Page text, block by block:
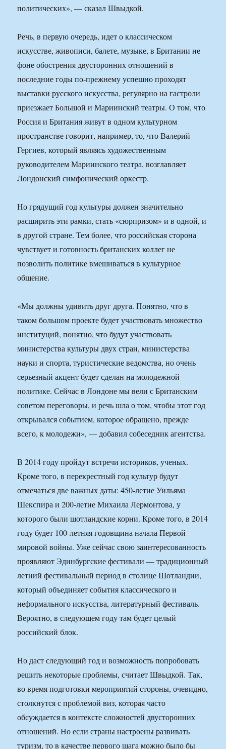
политических», — сказал Швыдкой.
Речь, в первую очередь, идет о классическом
искусстве, живописи, балете, музыке, в Британии не
фоне обострения двусторонних отношений в
последние годы по-прежнему успешно проходят
выставки русского искусства, регулярно на гастроли
приезжает Большой и Мариинский театры. О том, что
Россия и Британия живут в одном культурном
пространстве говорит, например, то, что Валерий
Гергиев, который являясь художественным
руководителем Мариинского театра, возглавляет
Лондонский симфонический оркестр.
Но грядущий год культуры должен значительно
расширить эти рамки, стать «сюрпризом» и в одной, и
в другой стране. Тем более, что российская сторона
чувствует и готовность британских коллег не
позволить политике вмешиваться в культурное
общение.
«Мы должны удивить друг друга. Понятно, что в
таком большом проекте будет участвовать множество
институций, понятно, что будут участвовать
министерства культуры двух стран, министерства
науки и спорта, туристические ведомства, но очень
серьезный акцент будет сделан на молодежной
политике. Сейчас в Лондоне мы вели с Британским
советом переговоры, и речь шла о том, чтобы этот год
открывался событием, которое обращено, прежде
всего, к молодежи», — добавил собеседник агентства.
В 2014 году пройдут встречи историков, ученых.
Кроме того, в перекрестный год культур будут
отмечаться две важных даты: 450-летие Уильяма
Шекспира и 200-летие Михаила Лермонтова, у
которого были шотландские корни. Кроме того, в 2014
году будет 100-летняя годовщина начала Первой
мировой войны. Уже сейчас свою заинтересованность
проявляют Эдинбургские фестивали — традиционный
летний фестивальный период в столице Шотландии,
который объединяет события классического и
неформального искусства, литературный фестиваль.
Вероятно, в следующем году там будет целый
российский блок.
Но даст следующий год и возможность попробовать
решить некоторые проблемы, считает Швыдкой. Так,
во время подготовки мероприятий стороны, очевидно,
столкнутся с проблемой виз, которая часто
обсуждается в контексте сложностей двусторонних
отношений. Но если страны настроены развивать
туризм, то в качестве первого шага можно было бы